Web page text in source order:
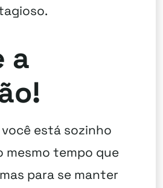
a
está sozinho
mesmo tempo que
para se manter